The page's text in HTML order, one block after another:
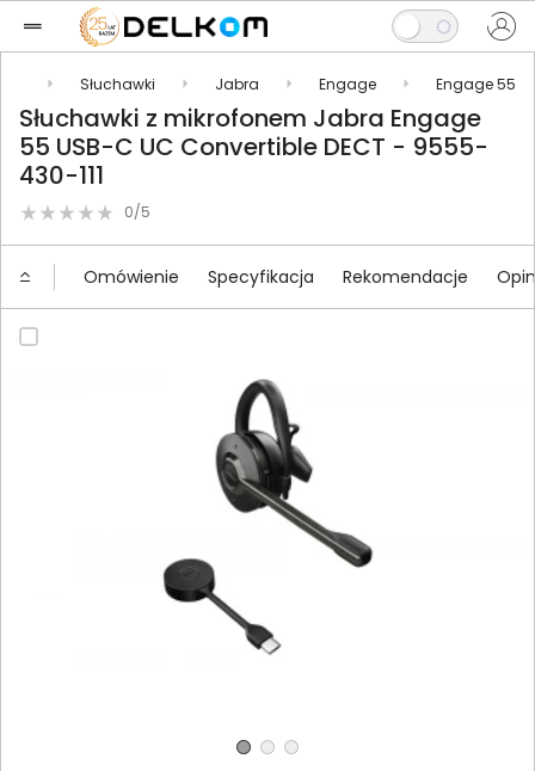
Słuchawki Jabra Engage Engage 55
Słuchawki z mikrofonem Jabra Engage
55 USB-C UC Convertible DECT - 9555-
430-111
0/5
Omówienie Specyfikacja Rekomendacje